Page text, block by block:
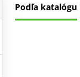
Podľa katalógu